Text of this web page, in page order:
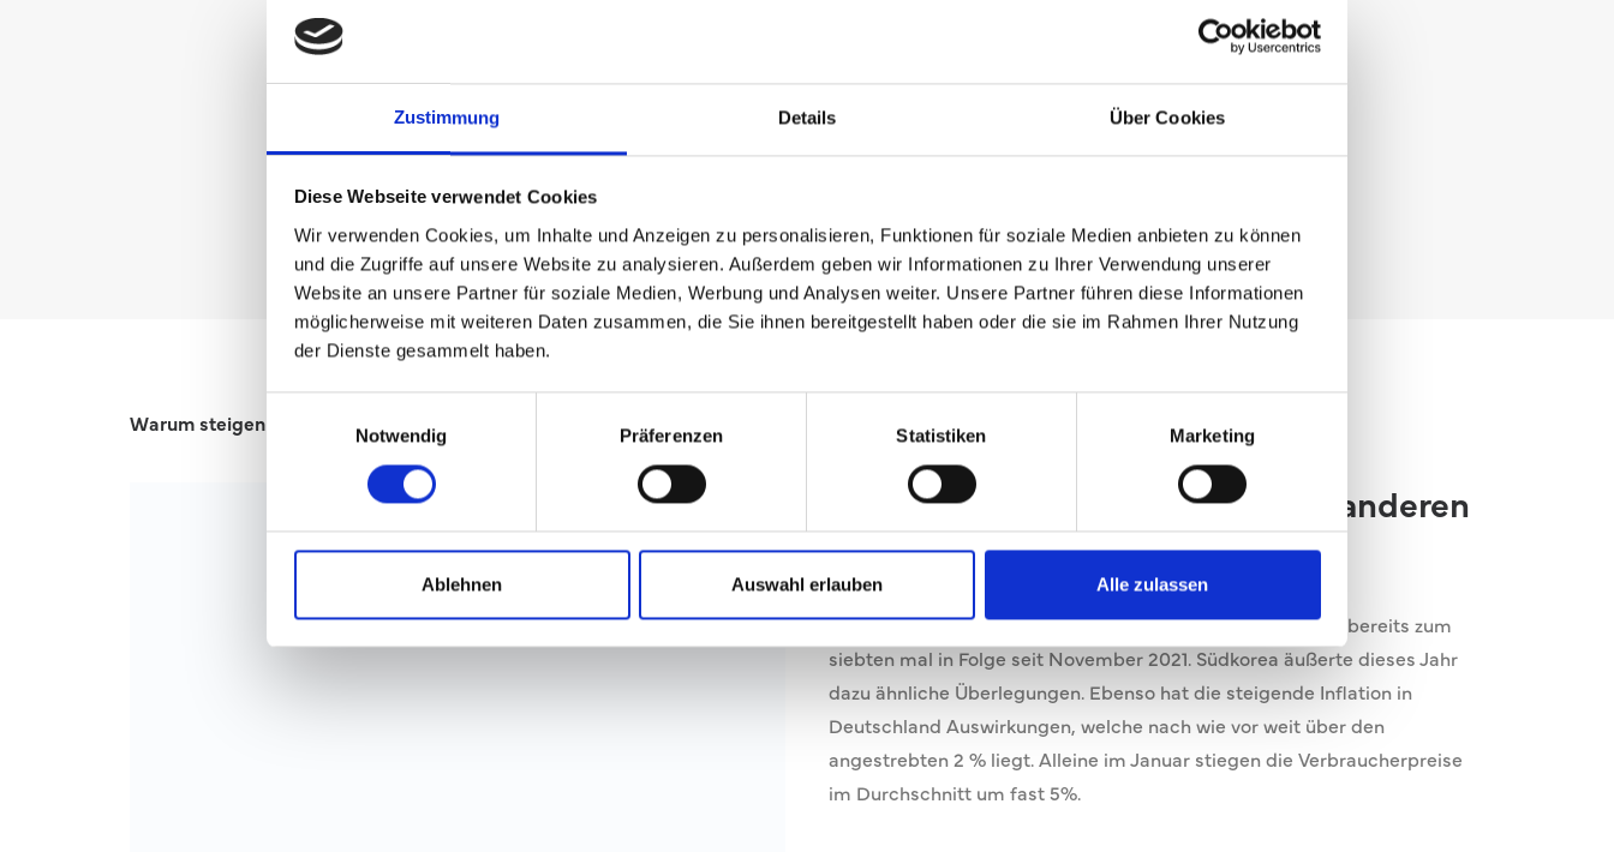
Zustimmung Details Über Cookies
Diese Webseite verwendet Cookies
Wir verwenden Cookies, um Inhalte und Anzeigen zu personalisieren, Funktionen für soziale Medien anbieten zu können
und die Zugriffe auf unsere Website zu analysieren. Außerdem geben wir Informationen zu Ihrer Verwendung unserer
Website an unsere Partner für soziale Medien, Werbung und Analysen weiter. Unsere Partner führen diese Informationen
möglicherweise mit weiteren Daten zusammen, die Sie ihnen bereitgestellt haben oder die sie im Rahmen Ihrer Nutzung
der Dienste gesammelt haben.
Notwendig
Präferenzen Statistiken Marketing
Ablehnen Auswahl erlauben Alle zulassen
Warum steigen die Zinsen seit Mitte November 2021? Das fragen uns unsere Kunden jeden Tag.
Erste Gefahren für den Zins aus anderen
Ländern
Großbritannien erhöhte erst kürzlich den Leitzins, Amerika bereits zum
siebten mal in Folge seit November 2021. Südkorea äußerte dieses Jahr
dazu ähnliche Überlegungen. Ebenso hat die steigende Inflation in
Deutschland Auswirkungen, welche nach wie vor weit über den
angestrebten 2 % liegt. Alleine im Januar stiegen die Verbraucherpreise
im Durchschnitt um fast 5%.